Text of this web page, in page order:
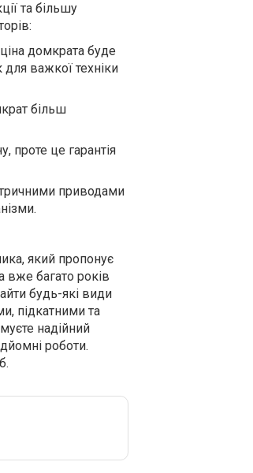
та більшу
домкрата буде
важкої техніки
більш
проте це гарантія
приводами
який пропонує
вже багато років
будь-які види
підкатними та
надійний
роботи.